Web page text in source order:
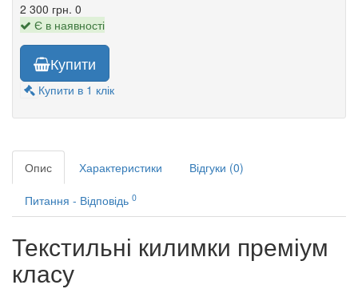
2 300 грн. 0
Є в наявності
Купити
Купити в 1 клік
Опис Характеристики Відгуки (0)
Питання - Відповідь 0
Текстильні килимки преміум
класу